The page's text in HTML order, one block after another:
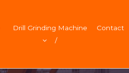
Drill Grinding Machine
/
Contact